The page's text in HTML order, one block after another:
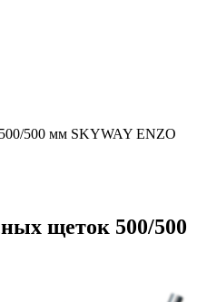
500 мм SKYWAY ENZO
щеток 500/500